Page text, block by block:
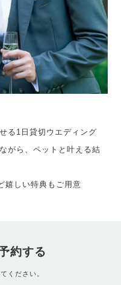
る1日貸切ウエディング
がら、ペットと叶える結
嬉しい特典もご用意
約する
ください。